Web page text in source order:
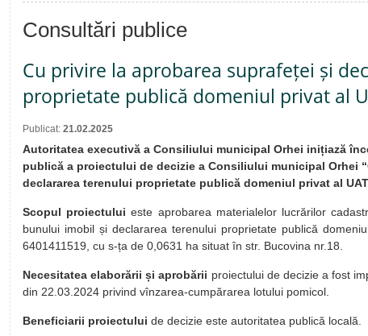
Consultări publice
Cu privire la aprobarea suprafeței și
proprietate publică domeniul privat al
Publicat: 21.02.2025
Autoritatea executivă a Consiliului municipal Orhei inițiază
publică a proiectului de decizie a Consiliului municipal Orhei
declararea terenului proprietate publică domeniul privat al
Scopul proiectului este aprobarea materialelor lucrărilor
bunului imobil și declararea terenului proprietate publică
6401411519, cu s-ța de 0,0631 ha situat în str. Bucovina nr.18.
Necesitatea elaborării și aprobării proiectului de decizie a fost
din 22.03.2024 privind vînzarea-cumpărarea lotului pomicol.
Beneficiarii proiectului de decizie este autoritatea publică locală.